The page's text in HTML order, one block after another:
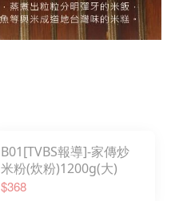
B01[TVBS報導]-家傳炒
米粉(炊粉)1200g(大)
$368